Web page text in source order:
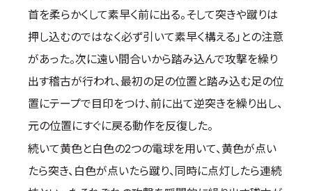
首を柔らかくして素早く前に出る。そして突きや蹴りは
押し込むのではなく必ず引いて素早く構える」との注意
があった。次に遠い間合いから踏み込んで攻撃を繰り
出す稽古が行われ、最初の足の位置と踏み込む足の位
置にテープで目印をつけ、前に出て逆突きを繰り出し、
元の位置にすぐに戻る動作を反復した。
続いて黄色と白色の2つの電球を用いて、黄色が点い
たら突き、白色が点いたら蹴り、同時に点灯したら連続